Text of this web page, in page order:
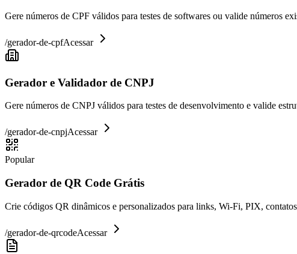
Gere números de CPF válidos para testes de softwares ou valide números
/gerador-de-cpfAcessar
Gerador e Validador de CNPJ
Gere números de CNPJ válidos para testes de desenvolvimento e valide
/gerador-de-cnpjAcessar
Popular
Gerador de QR Code Grátis
Crie códigos QR dinâmicos e personalizados para links, Wi-Fi, PIX,
/gerador-de-qrcodeAcessar